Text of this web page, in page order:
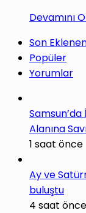
Devamını
Son
Popüler
Yorumlar
Samsun’da
Alanına
1 saat önce
Ay ve
buluştu
4 saat önce